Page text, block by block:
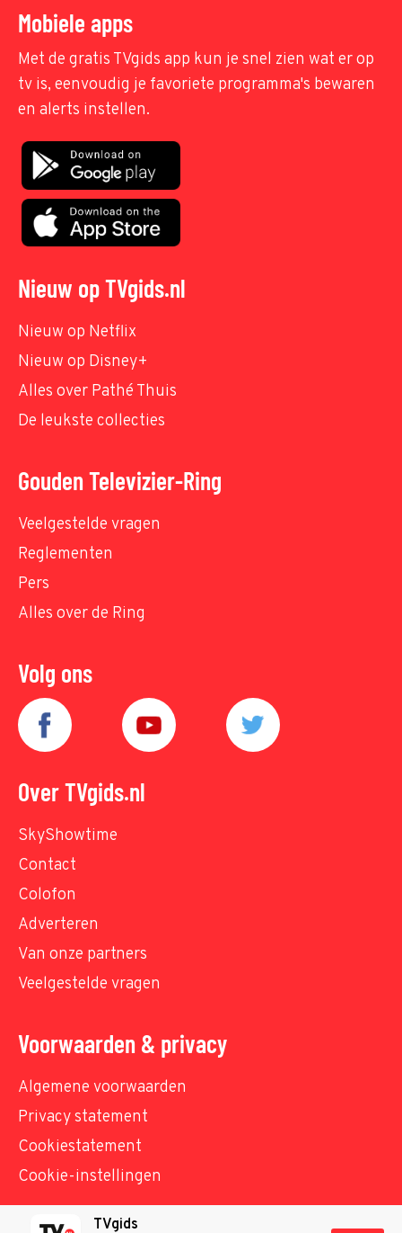
Mobiele apps
Met de gratis TVgids app kun je snel zien wat er op
tv is, eenvoudig je favoriete programma's bewaren
en alerts instellen.
Nieuw op TVgids.nl
Nieuw op Netflix
Nieuw op Disney+
Alles over Pathé Thuis
De leukste collecties
Gouden Televizier-Ring
Veelgestelde vragen
Reglementen
Pers
Alles over de Ring
Volg ons
Over TVgids.nl
SkyShowtime
Contact
Colofon
Adverteren
Van onze partners
Veelgestelde vragen
Voorwaarden & privacy
Algemene voorwaarden
Privacy statement
Cookiestatement
Cookie-instellingen
TVgids